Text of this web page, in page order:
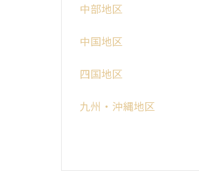
中部地区
中国地区
四国地区
九州・沖縄地区